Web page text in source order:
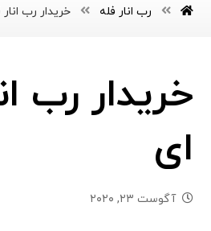
رب انار فله خریدار رب
خریدار رب
ای
آگوست ۲۳, ۲۰۲۰